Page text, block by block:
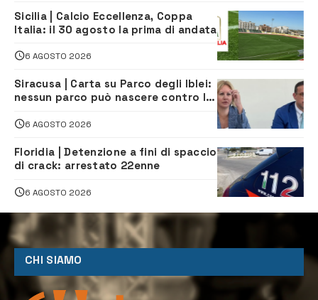
Sicilia | Calcio Eccellenza, Coppa
Italia: il 30 agosto la prima di andata
6 AGOSTO 2026
Siracusa | Carta su Parco degli Iblei:
nessun parco può nascere contro le
6 AGOSTO 2026
Floridia | Detenzione a fini di spaccio
di crack: arrestato 22enne
6 AGOSTO 2026
CHI SIAMO